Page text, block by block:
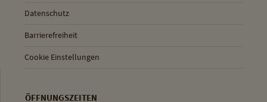
Datenschutz
Barrierefreiheit
Cookie Einstellungen
ÖFFNUNGSZEITEN